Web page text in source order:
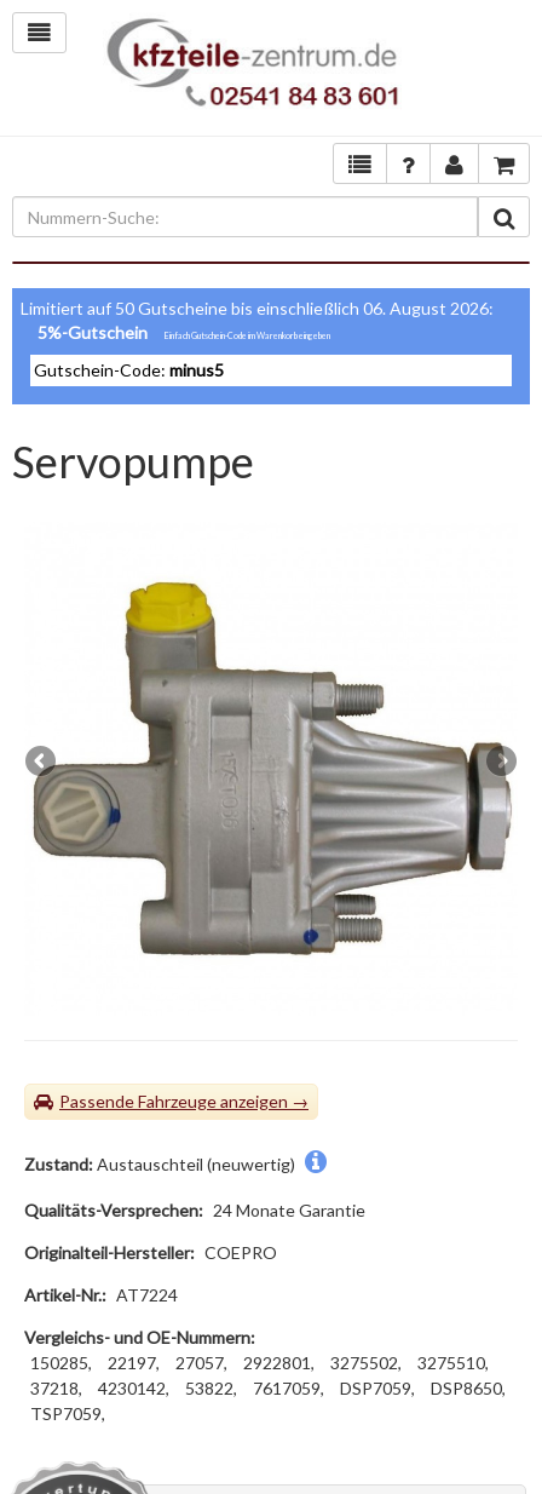
Limitiert auf 50 Gutscheine bis einschließlich 06. August 2026:
5%-Gutschein
Gutschein-Code: minus5
Servopumpe
Passende Fahrzeuge
Zustand:Austauschteil (neuwertig)
Qualitäts-Versprechen: 24 Monate Garantie
Originalteil-Hersteller: COEPRO
Artikel-Nr.: AT7224
Vergleichs- und OE-Nummern:
150285,
22197, 27057, 2922801, 3275502,
3275510,
37218,
4230142, 53822, 7617059, DSP7059,
DSP8650,
TSP7059,